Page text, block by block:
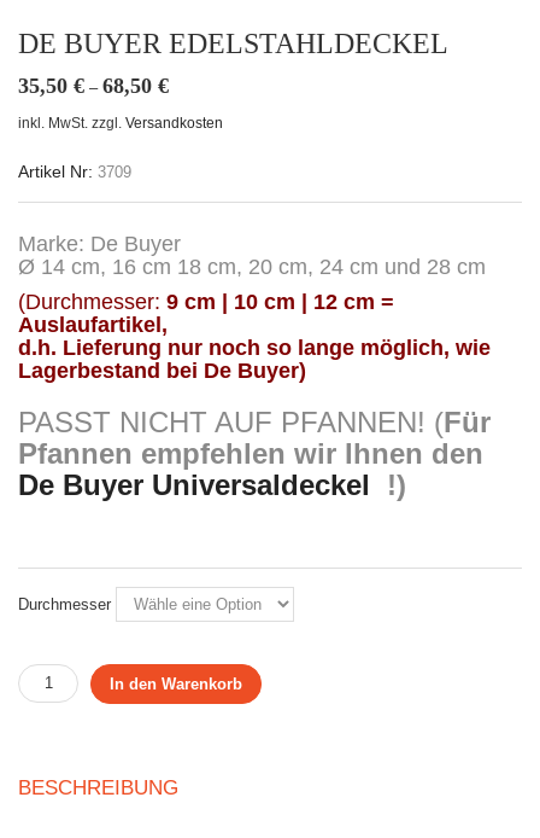
DE BUYER EDELSTAHLDECKEL
35,50 € – 68,50 €
inkl. MwSt. zzgl. Versandkosten
Artikel Nr: 3709
Marke: De Buyer
Ø 14 cm, 16 cm 18 cm, 20 cm, 24 cm und 28 cm
(Durchmesser: 9 cm | 10 cm | 12 cm =
Auslaufartikel,
d.h. Lieferung nur noch so lange möglich, wie
Lagerbestand bei De Buyer)
PASST NICHT AUF PFANNEN! (Für
Pfannen empfehlen wir Ihnen den
De Buyer Universaldeckel
!)
Durchmesser
In den Warenkorb
BESCHREIBUNG